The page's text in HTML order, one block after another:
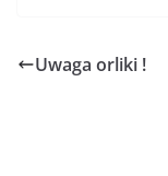
Uwaga orliki !